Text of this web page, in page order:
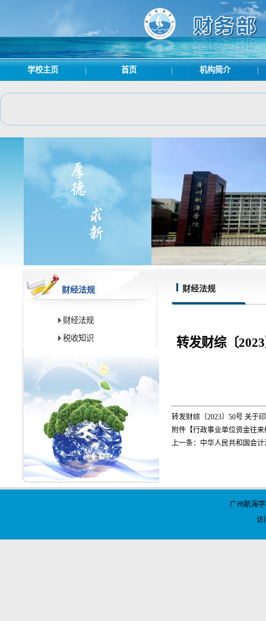
学校主页 首页 机构简介
财经法规
财经法规
税收知识
财经法规
转发财综〔
转发财综〔2023〕50号 关于
附件【行政事业单位资金往来
上一条： 中华人民共和国会计
广州航海
访